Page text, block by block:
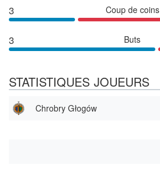
3 Coup de coins
3 Buts
STATISTIQUES JOUEURS
Chrobry Głogów